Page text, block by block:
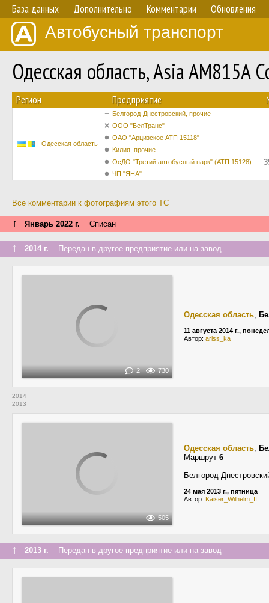
База данных Дополнительно Комментарии Обновления
Автобусный транспорт
Одесская область, Asia AM815A
Регион Предприятие
Одесская область
Белгород-Днестровский, прочие
ООО "БелТранс"
ОАО "Арцизское АТП 15118"
Килия, прочие
ОсДО "Третий автобусный парк" (АТП 15128)
ЧП "ЯНА"
Все комментарии к фотографиям этого ТС
↑ Январь 2022 г. Списан
↑ 2014 г. Передан в другое предприятие или на завод
2 730
Одесская область,
11 августа 2014 г.,
Автор: ariss_ka
2014
2013
505
Одесская область,
Маршрут 6
Белгород-
24 мая 2013 г., пятница
Автор: Kaiser_Wilhelm_II
↑ 2013 г. Передан в другое предприятие или на завод